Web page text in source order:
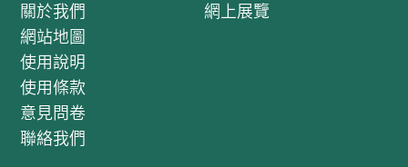
關於我們
網站地圖
使用說明
使用條款
意見問卷
聯絡我們
網上展覽